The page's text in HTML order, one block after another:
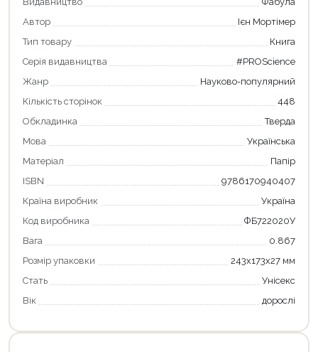
Автор
Ієн Мортімер
Тип товару
Книга
Серія видавництва
#PROScience
Жанр
Науково-популярний
Кількість сторінок
448
Обкладинка
Тверда
Мова
Українська
Матеріал
Папір
ISBN
9786170940407
Країна виробник
Україна
Код виробника
ФБ722020У
Вага
0.867
Розмір упаковки
243х173х27 мм
Стать
Унісекс
Вік
дорослі
Оформити замовлення